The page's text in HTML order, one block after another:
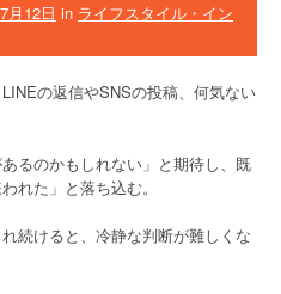
月12日 in ライフスタイル・イン
の返信やSNSの投稿、何気ない
るのかもしれない」と期待し、既
れた」と落ち込む。
続けると、冷静な判断が難しくな